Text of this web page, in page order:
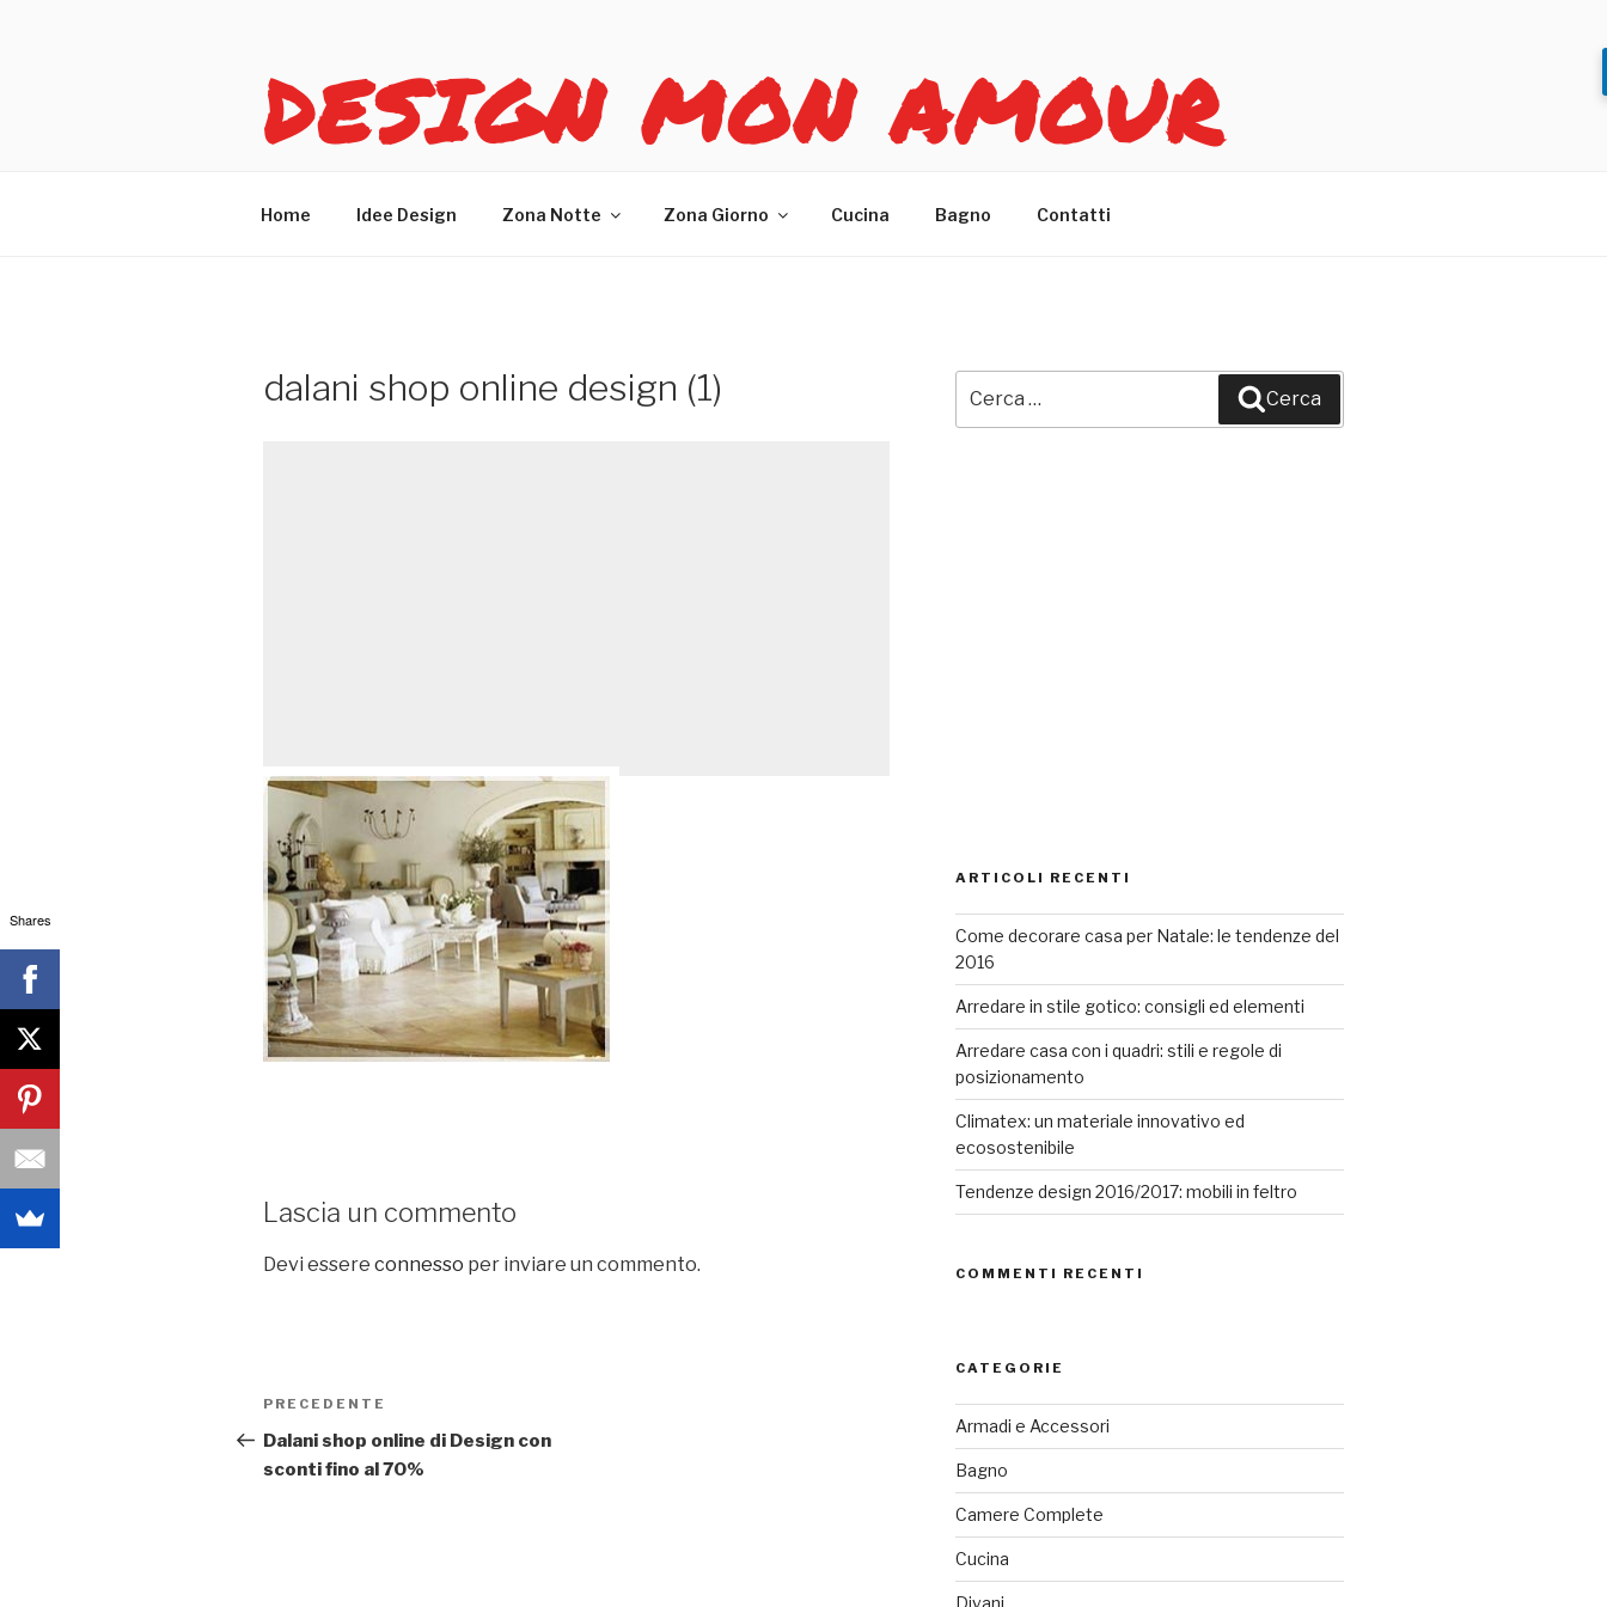
DESIGN MON AMOUR
Home Idee Design Zona Notte Zona Giorno Cucina Bagno Contatti
dalani shop online design (1)
Lascia un commento
Devi essere connesso per inviare un commento.
Navigazione
articoli
Articolo
precedente:
PRECEDENTE
Dalani shop online di Design con
sconti fino al 70%
Cerca
ARTICOLI RECENTI
Come decorare casa per Natale: le tendenze del
2016
Arredare in stile gotico: consigli ed elementi
Arredare casa con i quadri: stili e regole di
posizionamento
Climatex: un materiale innovativo ed
ecosostenibile
Tendenze design 2016/2017: mobili in feltro
COMMENTI RECENTI
CATEGORIE
Armadi e Accessori
Bagno
Camere Complete
Cucina
Shares